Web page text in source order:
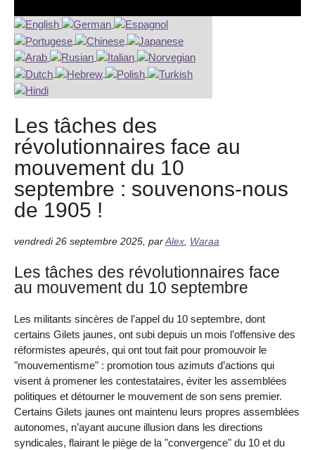
Les tâches des
révolutionnaires face au
mouvement du 10
septembre : souvenons-nous
de 1905 !
vendredi 26 septembre 2025 par Alex Waraa
Les tâches des révolutionnaires face
au mouvement du 10 septembre
Les militants sincères de l’appel du 10 septembre, dont
certains Gilets jaunes, ont subi depuis un mois l’offensive des
réformistes apeurés, qui ont tout fait pour promouvoir le
"mouvementisme" : promotion tous azimuts d’actions qui
visent à promener les contestataires, éviter les assemblées
politiques et détourner le mouvement de son sens premier.
Certains Gilets jaunes ont maintenu leurs propres assemblées
autonomes, n’ayant aucune illusion dans les directions
syndicales, flairant le piège de la "convergence" du 10 et du